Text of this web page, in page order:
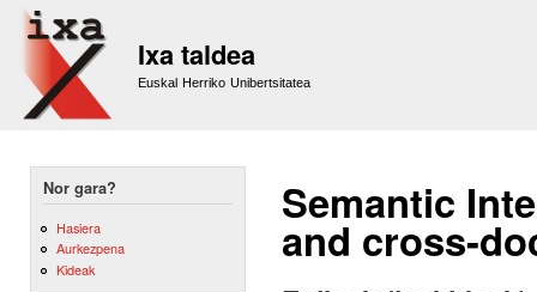
Ixa taldea
Euskal Herriko Unibertsitatea
Nor gara?
Hasiera
Aurkezpena
Kideak
Semantic
and cross-